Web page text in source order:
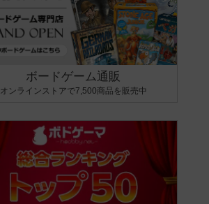
ボードゲーム通販
オンラインストアで7,500商品を販売中